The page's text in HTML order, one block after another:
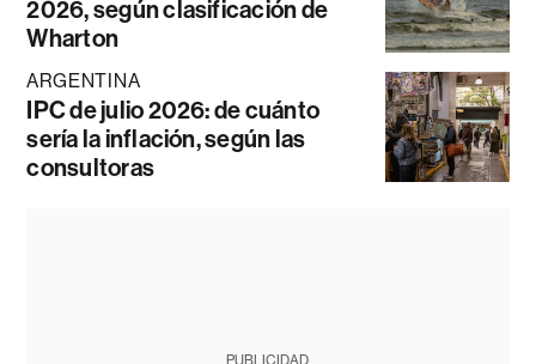
2026, según clasificación de
Wharton
ARGENTINA
IPC de julio 2026: de cuánto
sería la inflación, según las
consultoras
PUBLICIDAD